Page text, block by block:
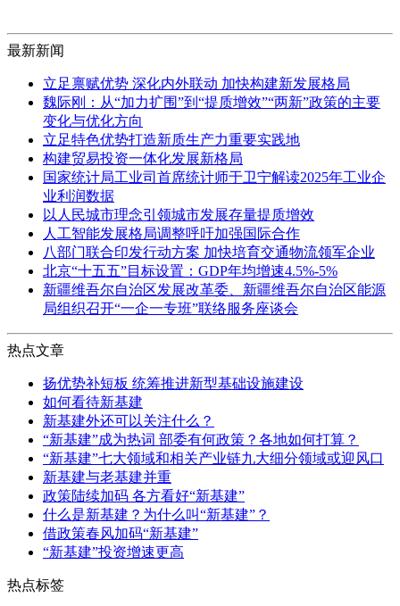
最新新闻
立足禀赋优势 深化内外联动 加快构建新发展格局
魏际刚：从“加力扩围”到“提质增效”“两新”政策的主要
变化与优化方向
立足特色优势打造新质生产力重要实践地
构建贸易投资一体化发展新格局
国家统计局工业司首席统计师于卫宁解读2025年工业企
业利润数据
以人民城市理念引领城市发展存量提质增效
人工智能发展格局调整呼吁加强国际合作
八部门联合印发行动方案 加快培育交通物流领军企业
北京“十五五”目标设置：GDP年均增速4.5%-5%
新疆维吾尔自治区发展改革委、新疆维吾尔自治区能源
局组织召开“一企一专班”联络服务座谈会
热点文章
扬优势补短板 统筹推进新型基础设施建设
如何看待新基建
新基建外还可以关注什么？
“新基建”成为热词 部委有何政策？各地如何打算？
“新基建”七大领域和相关产业链九大细分领域或迎风口
新基建与老基建并重
政策陆续加码 各方看好“新基建”
什么是新基建？为什么叫“新基建”？
借政策春风加码“新基建”
“新基建”投资增速更高
热点标签